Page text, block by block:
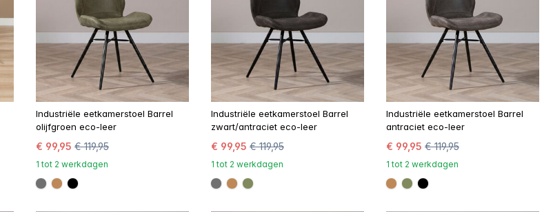
Industriële eetkamerstoel Barrel
olijfgroen eco-leer
€ 99,95 € 119,95
1 tot 2 werkdagen
#707070
#be8957
#000000
Industriële eetkamerstoel Barrel
zwart/antraciet eco-leer
€ 99,95 € 119,95
1 tot 2 werkdagen
#707070
#be8957
#808a5d
Industriële eetkamerstoel Barrel
antraciet eco-leer
€ 99,95 € 119,95
1 tot 2 werkdagen
#be8957
#808a5d
#000000